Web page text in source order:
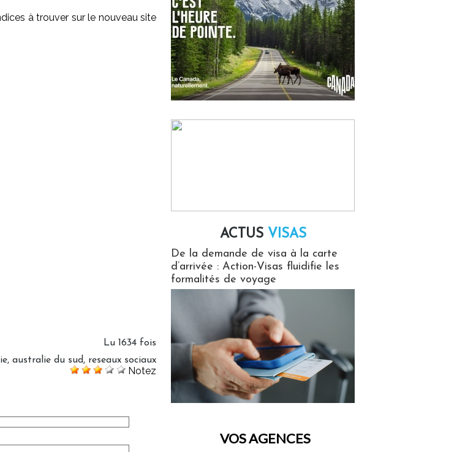
à trouver sur le nouveau site
Lu 1634 fois
, australie du sud, reseaux sociaux
Notez
ACTUS VISAS
De la demande de visa à la carte
d’arrivée : Action-Visas fluidifie les
formalités de voyage
VOS AGENCES